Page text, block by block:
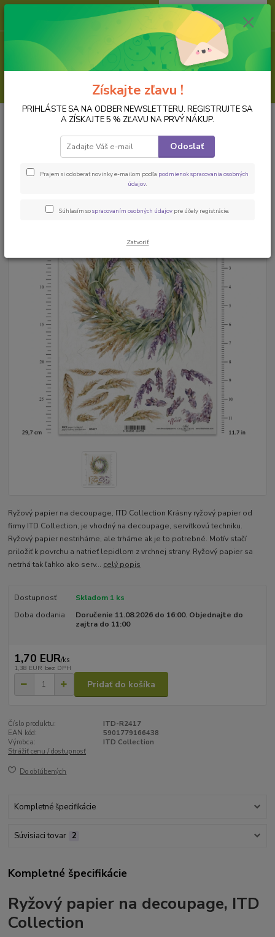
ks
za 0,00 EUR
PAPIER NA DECOUPAGE Ryžové papiere, formát A4
Ryžový papier na decoupage ITD-
R2417
Ryžový papier na decoupage, ITD Collection Krásny ryžový papier od
firmy ITD Collection, je vhodný na decoupage, servítkovú techniku.
Ryžový papier nestriháme, ale trháme ak je to potrebné. Motív stačí
priložiť k povrchu a natrieť lepidlom z vrchnej strany. Ryžový papier sa
netrhá tak ľahko ako serv... celý popis
Dostupnosť
Skladom 1 ks
Doba dodania
Doručenie 11.08.2026 do 16:00. Objednajte do
zajtra do 11:00
1,70 EUR/ks
1,38 EUR bez DPH
Pridať do košíka
Číslo produktu:
ITD-R2417
EAN kód:
5901779166438
Výrobca:
ITD Collection
Strážiť cenu / dostupnosť
Do obľúbených
Kompletné špecifikácie
Súvisiaci tovar 2
Kompletné špecifikácie
Ryžový papier na decoupage, ITD
Collection
Získajte zľavu !
PRIHLÁSTE SA NA ODBER NEWSLETTERU. REGISTRUJTE SA
A ZÍSKAJTE 5 % ZĽAVU NA PRVÝ NÁKUP.
Odoslať
Prajem si odoberať novinky e-mailom podľa podmienok spracovania osobných
údajov.
Súhlasím sospracovaním osobných údajov pre účely registrácie.
Zatvoriť